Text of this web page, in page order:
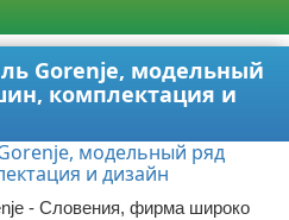
Gorenje, модельный
комплектация и
- Словения, фирма широко